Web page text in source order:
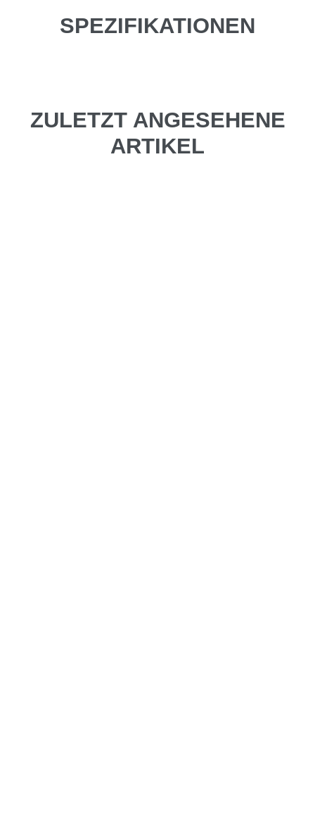
SPEZIFIKATIONEN
ZULETZT ANGESEHENE
ARTIKEL